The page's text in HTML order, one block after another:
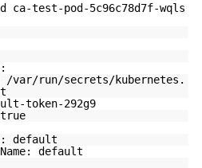
ca-test-pod-5c96c78d7f-wqls
/var/run/secrets/kubernetes.
token-292g9
default
default